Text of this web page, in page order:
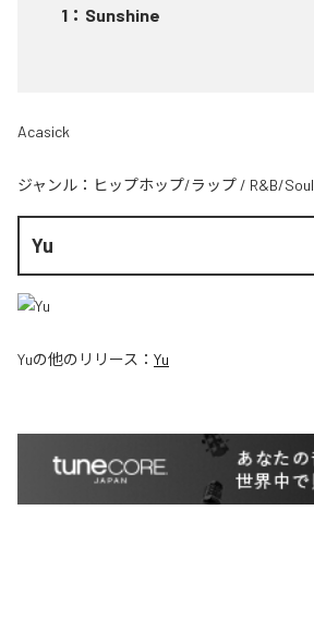
1 ： Sunshine
Acasick
ジャンル： ヒップホップ/ラップ / R&B/Soul
Yu
Yuの他のリリース： Yu